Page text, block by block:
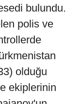
bulundu.
polis ve
olduğu
ekiplerinin